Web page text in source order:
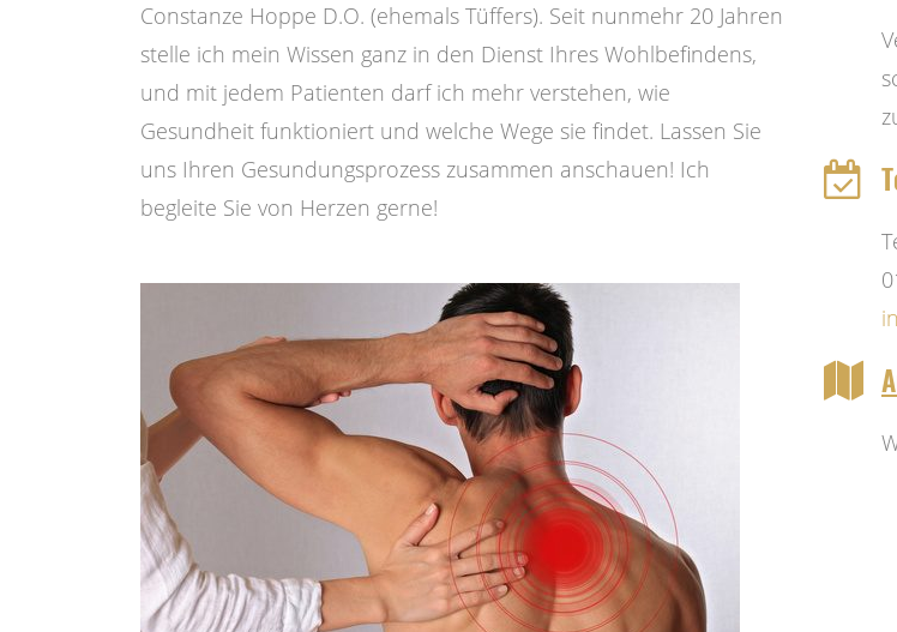
Constanze Hoppe D.O. (ehemals Tüffers). Seit nunmehr 20 Jahren
stelle ich mein Wissen ganz in den Dienst Ihres Wohlbefindens,
und mit jedem Patienten darf ich mehr verstehen, wie
Gesundheit funktioniert und welche Wege sie findet. Lassen Sie
uns Ihren Gesundungsprozess zusammen anschauen! Ich
begleite Sie von Herzen gerne!